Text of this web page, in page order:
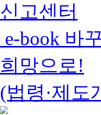
신고센터
e-book 바
희망으로!
(법령·제도